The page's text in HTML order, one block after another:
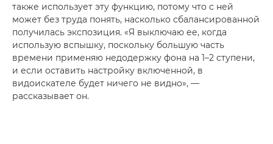
также использует эту функцию, потому что с ней
может без труда понять, насколько сбалансированной
получилась экспозиция. «Я выключаю ее, когда
использую вспышку, поскольку большую часть
времени применяю недодержку фона на 1–2 ступени,
и если оставить настройку включенной, в
видоискателе будет ничего не видно», —
рассказывает он.